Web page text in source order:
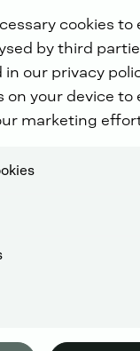
se, tento
cookies
by third
our privacy
your device
marketing